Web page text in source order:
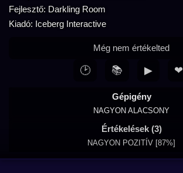
Fejlesztő: Darkling Room
Kiadó: Iceberg Interactive
Gépigény
NAGYON ALACSONY
Értékelések (3)
NAGYON POZITÍV [87%]
Még nem értékelted
🕑 📚 ▶ ❤